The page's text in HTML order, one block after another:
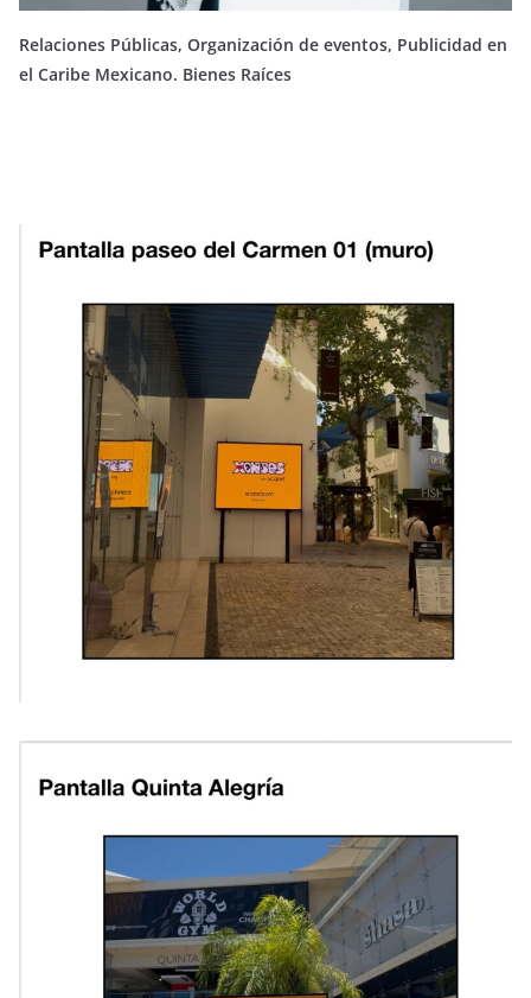
Relaciones Públicas, Organización de eventos, Publicidad en
el Caribe Mexicano. Bienes Raíces